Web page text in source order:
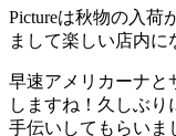
Pictureは秋物の入荷
まして楽しい店内に
早速アメリカーナと
しますね！久しぶり
手伝いしてもらいま